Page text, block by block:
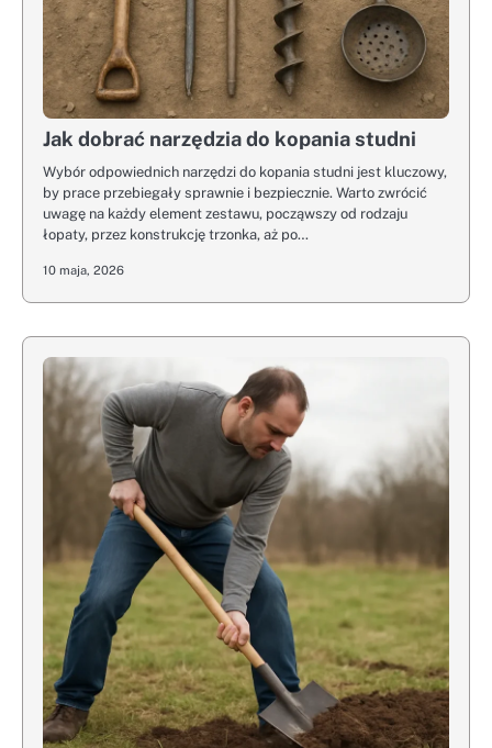
Jak dobrać narzędzia do kopania studni
Wybór odpowiednich narzędzi do kopania studni jest kluczowy,
by prace przebiegały sprawnie i bezpiecznie. Warto zwrócić
uwagę na każdy element zestawu, począwszy od rodzaju
łopaty, przez konstrukcję trzonka, aż po…
10 maja, 2026